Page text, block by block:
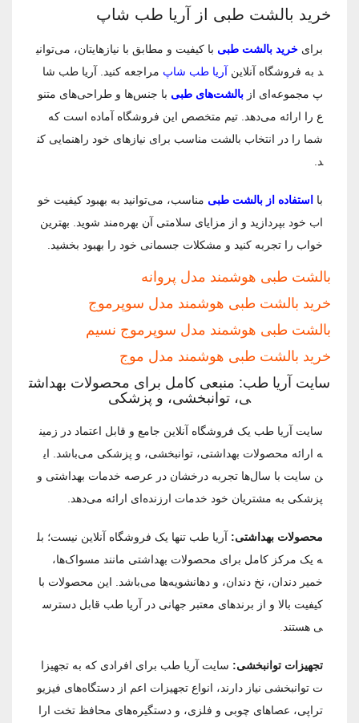
خرید بالشت طبی از آریا طب شاپ
برای خرید بالشت طبی با کیفیت و مطابق با نیازهایتان، می‌توانی
د به فروشگاه آنلاین آریا طب شاپ مراجعه کنید. آریا طب شا
پ مجموعه‌ای از بالشت‌های طبی با جنس‌ها و طراحی‌های متنو
ع را ارائه می‌دهد. تیم متخصص این فروشگاه آماده است که
شما را در انتخاب بالشت مناسب برای نیازهای خود راهنمایی کن
د.
با استفاده از بالشت طبی مناسب، می‌توانید به بهبود کیفیت خو
اب خود بپردازید و از مزایای سلامتی آن بهره‌مند شوید. بهترین
خواب را تجربه کنید و مشکلات جسمانی خود را بهبود بخشید.
بالشت طبی هوشمند مدل پروانه
خرید بالشت طبی هوشمند مدل سوپرموج
بالشت طبی هوشمند مدل سوپرموج نسیم
خرید بالشت طبی هوشمند مدل موج
سایت آریا طب: منبعی کامل برای محصولات بهداشت
ی، توانبخشی، و پزشکی
سایت آریا طب یک فروشگاه آنلاین جامع و قابل اعتماد در زمین
ه ارائه محصولات بهداشتی، توانبخشی، و پزشکی می‌باشد. ای
ن سایت با سال‌ها تجربه درخشان در عرصه خدمات بهداشتی و
پزشکی به مشتریان خود خدمات ارزنده‌ای ارائه می‌دهد.
محصولات بهداشتی: آریا طب تنها یک فروشگاه آنلاین نیست؛ بل
که یک مرکز کامل برای محصولات بهداشتی مانند مسواک‌ها،
خمیر دندان، نخ دندان، و دهانشویه‌ها می‌باشد. این محصولات با
کیفیت بالا و از برندهای معتبر جهانی در آریا طب قابل دسترس
ی هستند.
تجهیزات توانبخشی: سایت آریا طب برای افرادی که به تجهیزا
ت توانبخشی نیاز دارند، انواع تجهیزات اعم از دستگاه‌های فیزیو
تراپی، عصاهای چوبی و فلزی، و دستگیره‌های محافظ تخت ارا